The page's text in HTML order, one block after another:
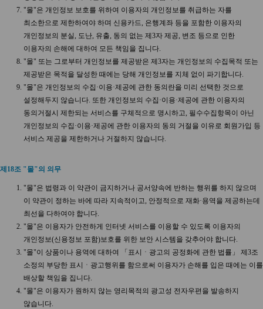
"몰"은 개인정보 보호를 위하여 이용자의 개인정보를 취급하는 자를
최소한으로 제한하여야 하며 신용카드, 은행계좌 등을 포함한 이용자의
개인정보의 분실, 도난, 유출, 동의 없는 제3자 제공, 변조 등으로 인한
이용자의 손해에 대하여 모든 책임을 집니다.
"몰" 또는 그로부터 개인정보를 제공받은 제3자는 개인정보의 수집목적 또는
제공받은 목적을 달성한 때에는 당해 개인정보를 지체 없이 파기합니다.
"몰"은 개인정보의 수집·이용·제공에 관한 동의란을 미리 선택한 것으로
설정해두지 않습니다. 또한 개인정보의 수집·이용·제공에 관한 이용자의
동의거절시 제한되는 서비스를 구체적으로 명시하고, 필수수집항목이 아닌
개인정보의 수집·이용·제공에 관한 이용자의 동의 거절을 이유로 회원가입 등
서비스 제공을 제한하거나 거절하지 않습니다.
제18조 "몰"의 의무
"몰"은 법령과 이 약관이 금지하거나 공서양속에 반하는 행위를 하지 않으며
이 약관이 정하는 바에 따라 지속적이고, 안정적으로 재화·용역을 제공하는데
최선을 다하여야 합니다.
"몰"은 이용자가 안전하게 인터넷 서비스를 이용할 수 있도록 이용자의
개인정보(신용정보 포함)보호를 위한 보안 시스템을 갖추어야 합니다.
"몰"이 상품이나 용역에 대하여 「표시ㆍ광고의 공정화에 관한 법률」 제3조
소정의 부당한 표시ㆍ광고행위를 함으로써 이용자가 손해를 입은 때에는 이를
배상할 책임을 집니다.
"몰"은 이용자가 원하지 않는 영리목적의 광고성 전자우편을 발송하지
않습니다.